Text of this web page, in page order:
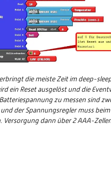
die meiste Zeit im deep-
ein Reset ausgelöst und die
zu messen sind
der Spannungsregler muss
Versorgung dann über 2 AAA-